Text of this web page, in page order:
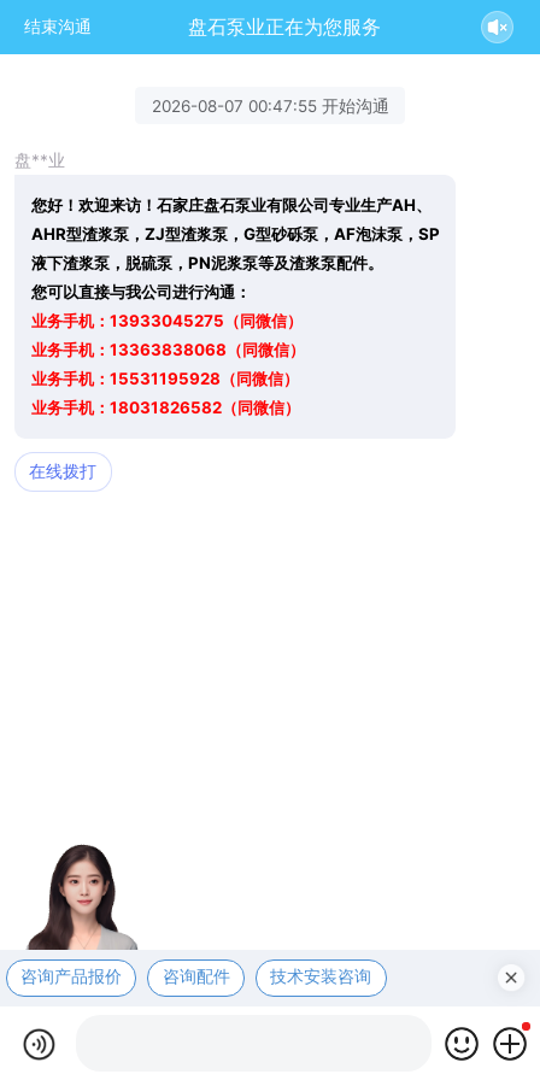
结束沟通 盘石泵业正在为您服务
2026-08-07 00:47:55 开始沟通
盘**业
您好！欢迎来访！石家庄盘石泵业有限公司专业生产AH、
AHR型渣浆泵，ZJ型渣浆泵，G型砂砾泵，AF泡沫泵，SP
液下渣浆泵，脱硫泵，PN泥浆泵等及渣浆泵配件。
您可以直接与我公司进行沟通：
业务手机：13933045275（同微信）
业务手机：13363838068（同微信）
业务手机：15531195928（同微信）
业务手机：18031826582（同微信）
在线拨打
咨询产品报价 咨询配件 技术安装咨询